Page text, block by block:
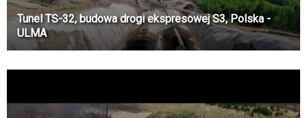
Tunel TS-32, budowa drogi ekspresowej S3, Polska -
ULMA